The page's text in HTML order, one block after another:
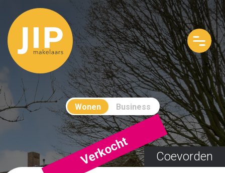
Wonen Business
Coevorden
Verkocht